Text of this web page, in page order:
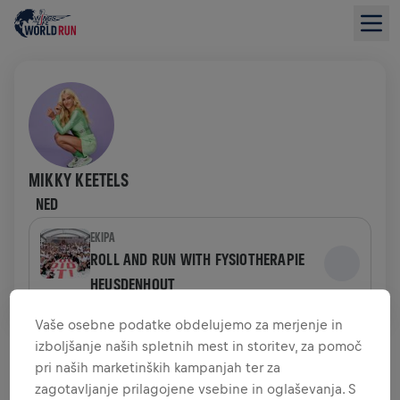
MIKKY KEETELS
NED
EKIPA
ROLL AND RUN WITH FYSIOTHERAPIE
HEUSDENHOUT
PREGLED ZBIRANJA SREDSTEV
0,00 $ ZBRANIH SREDSTEV 0,00 $ CILJ
Vaše osebne podatke obdelujemo za merjenje in
izboljšanje naših spletnih mest in storitev, za pomoč
pri naših marketinških kampanjah ter za
zagotavljanje prilagojene vsebine in oglaševanja. S